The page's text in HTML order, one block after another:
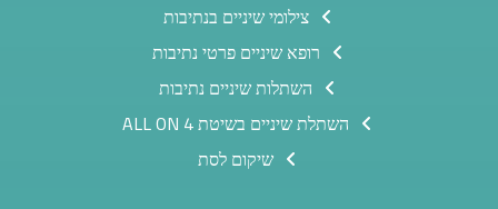
צילומי שיניים בנתיבות
רופא שיניים פרטי נתיבות
השתלות שיניים נתיבות
השתלת שיניים בשיטת ALL ON 4
שיקום לסת